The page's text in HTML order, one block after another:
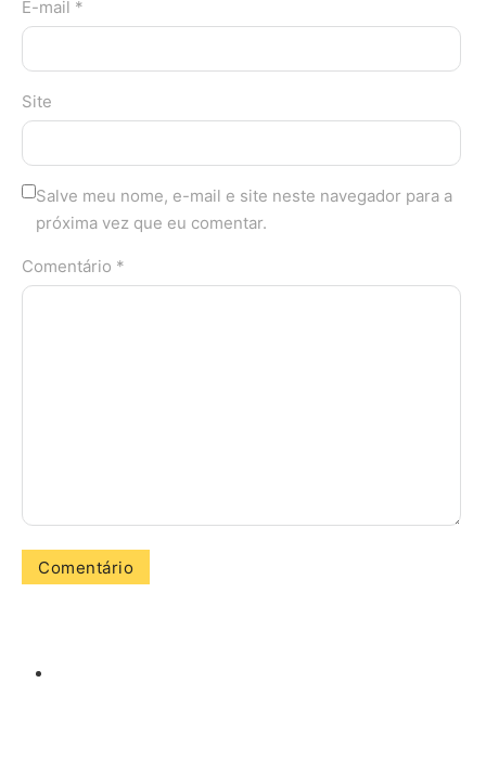
E-mail *
Site
Salve meu nome, e-mail e site neste navegador para a
próxima vez que eu comentar.
Comentário *